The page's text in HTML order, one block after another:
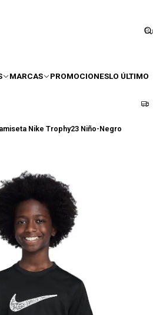
MARCAS PROMOCIONESLO ÚLTIMO
Nike Trophy23 Niño-Negro